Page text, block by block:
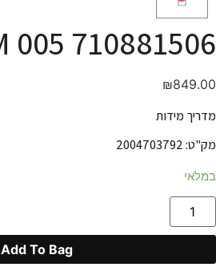
710881506 005 M
₪849.00
מדריך מידות
מק"ט: 2004703792
במלאי
Add To Bag